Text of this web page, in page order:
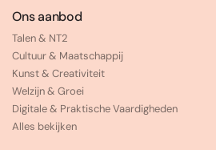
Ons aanbod
Talen & NT2
Cultuur & Maatschappij
Kunst & Creativiteit
Welzijn & Groei
Digitale & Praktische Vaardigheden
Alles bekijken